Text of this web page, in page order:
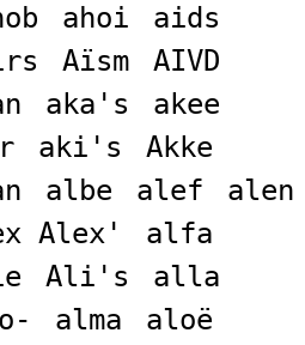
ahoi
aids
Aïsm
AIVD
aka's
akee
aki's
Akke
albe alef
alen
Alex'
alfa
Ali's
alla
alma
aloë